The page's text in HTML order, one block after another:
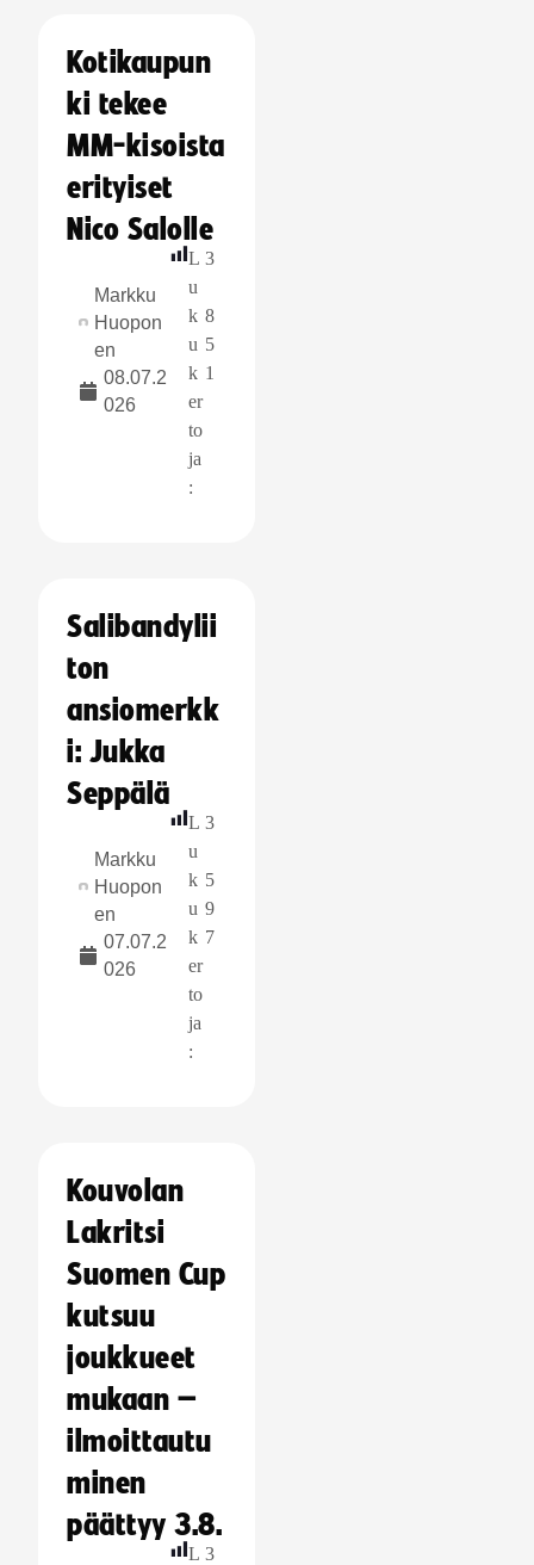
Kotikaupun
ki tekee
MM-kisoista
erityiset
Nico Salolle
Markku
Huopon
en
08.07.2
026
L
u
k
u
k
er
to
ja
:
3
8
5
1
Salibandylii
ton
ansiomerkk
i: Jukka
Seppälä
Markku
Huopon
en
07.07.2
026
L
u
k
u
k
er
to
ja
:
3
5
9
7
Kouvolan
Lakritsi
Suomen Cup
kutsuu
joukkueet
mukaan –
ilmoittautu
minen
päättyy 3.8.
L 3